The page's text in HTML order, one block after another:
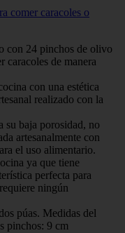
comer caracoles o
con 24 pinchos de olivo
caracoles de manera
con una estética
realizado con la
su baja porosidad, no
artesanalmente con
el uso alimentario.
ya que tiene
perfecta para
ningún
púas. Medidas del
pinchos: 9 cm